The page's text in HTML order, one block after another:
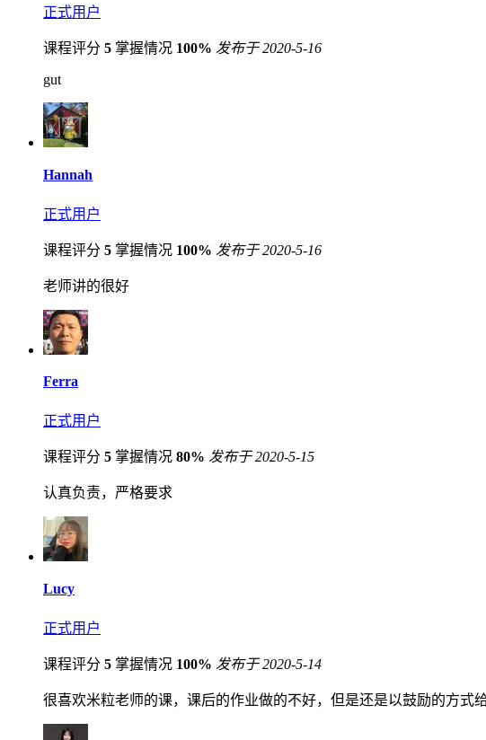
正式用户
课程评分 5 掌握情况 100% 发布于 2020-5-16
gut
Hannah
正式用户
课程评分 5 掌握情况 100% 发布于 2020-5-16
老师讲的很好
Ferra
正式用户
课程评分 5 掌握情况 80% 发布于 2020-5-15
认真负责，严格要求
Lucy
正式用户
课程评分 5 掌握情况 100% 发布于 2020-5-14
很喜欢米粒老师的课，课后的作业做的不好，但是还是以鼓励的方式